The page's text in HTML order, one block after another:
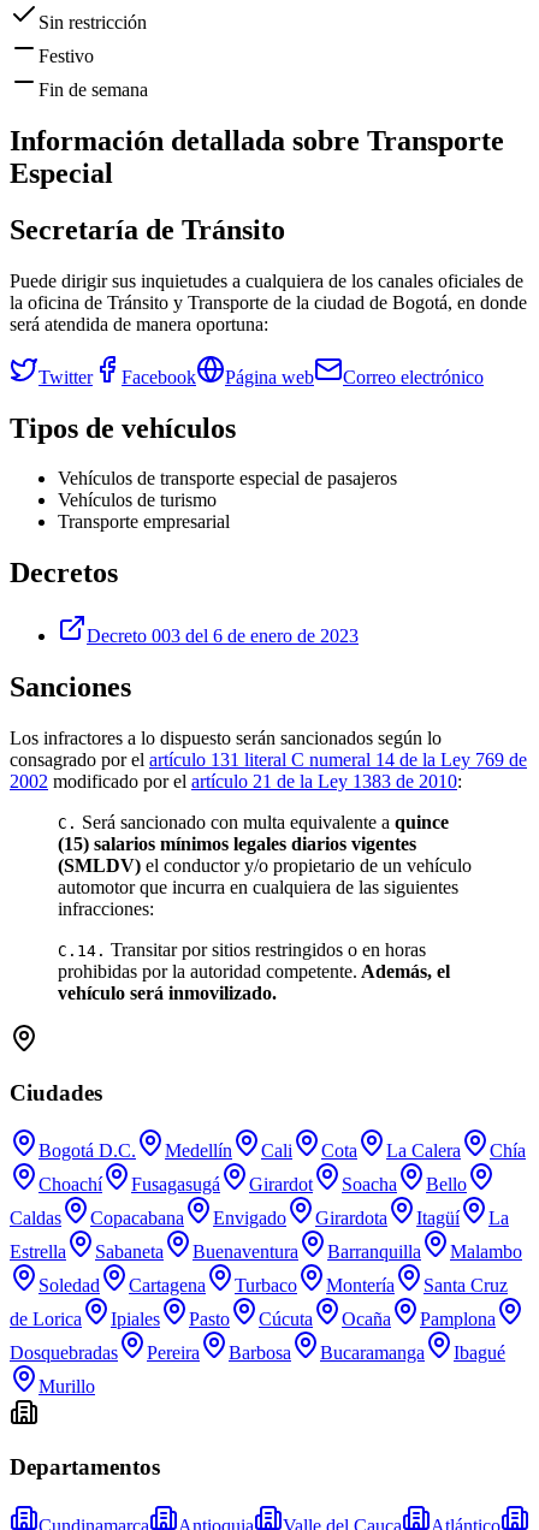
Sin restricción
Festivo
Fin de semana
Información detallada sobre Transporte
Especial
Secretaría de Tránsito
Puede dirigir sus inquietudes a cualquiera de los canales oficiales de
la oficina de Tránsito y Transporte de la ciudad de Bogotá, en donde
será atendida de manera oportuna:
Twitter Facebook Página web Correo electrónico
Tipos de vehículos
Vehículos de transporte especial de pasajeros
Vehículos de turismo
Transporte empresarial
Decretos
Decreto 003 del 6 de enero de 2023
Sanciones
Los infractores a lo dispuesto serán sancionados según lo
consagrado por el artículo 131 literal C numeral 14 de la Ley 769 de
2002 modificado por el artículo 21 de la Ley 1383 de 2010:
C. Será sancionado con multa equivalente a quince
(15) salarios mínimos legales diarios vigentes
(SMLDV) el conductor y/o propietario de un vehículo
automotor que incurra en cualquiera de las siguientes
infracciones:
C.14. Transitar por sitios restringidos o en horas
prohibidas por la autoridad competente. Además, el
vehículo será inmovilizado.
Ciudades
Bogotá D.C. Medellín Cali Cota La Calera
Chía
Choachí
Fusagasugá Girardot Soacha
Bello
Caldas
Copacabana Envigado Girardota Itagüí
La
Estrella
Sabaneta Buenaventura Barranquilla
Malambo
Soledad
Cartagena Turbaco Montería
Santa Cruz
de Lorica
Ipiales Pasto Cúcuta Ocaña
Pamplona
Dosquebradas
Pereira Barbosa Bucaramanga
Ibagué
Murillo
Departamentos
Cundinamarca Antioquia Valle del Cauca Atlántico